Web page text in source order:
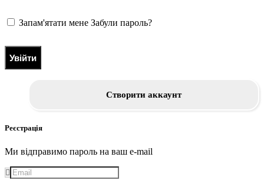
Запам'ятати мене Забули пароль?
Увійти
Створити аккаунт
Реєстрація
Ми відправимо пароль на ваш e-mail